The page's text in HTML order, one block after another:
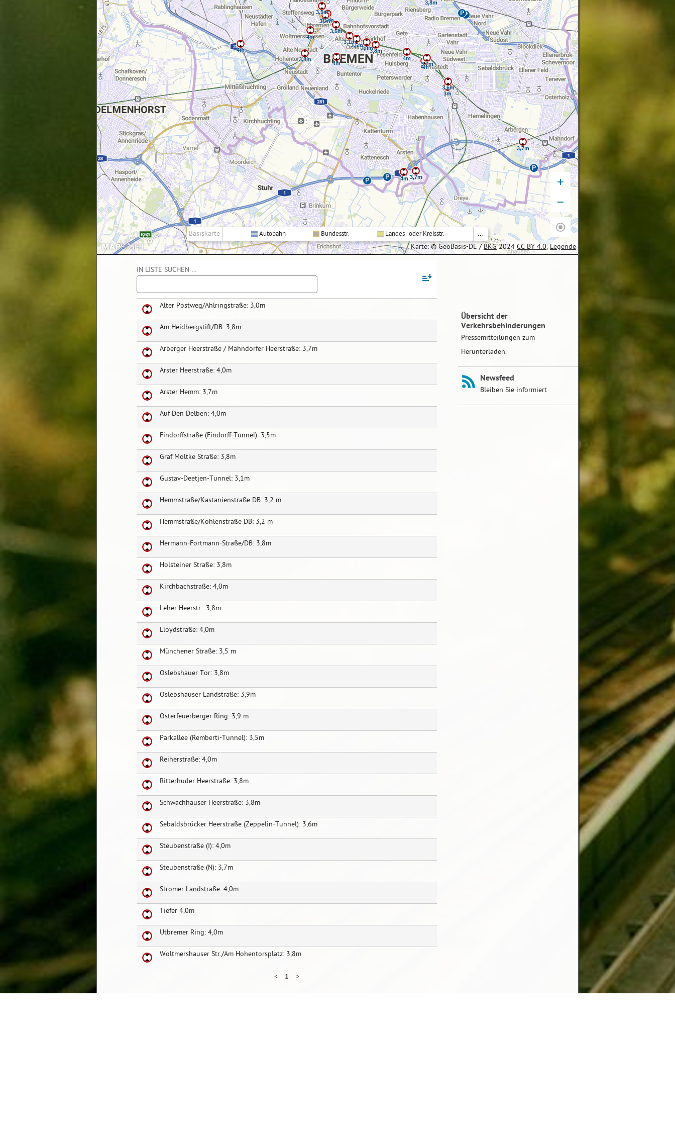
Diese
Kartenanwendung
nutzt
Vergrößern
Verkleinern
eigenen
Karte: © GeoBasis-DE /BKG2024 CC BY 4.0 Legende
Autobahn Bundesstr. Landes- oder Kreisstr. ...
IN LISTE SUCHEN …
ÖFFNEN
Alter Postweg/Ahlringstraße: 3,0m
Am Heidbergstift/DB: 3,8m
Arberger Heerstraße / Mahndorfer Heerstraße: 3,7m
Arster Heerstraße: 4,0m
Arster Hemm: 3,7m
Auf Den Delben: 4,0m
Findorffstraße (Findorff-Tunnel): 3,5m
Graf Moltke Straße: 3,8m
Gustav-Deetjen-Tunnel: 3,1m
Hemmstraße/Kastanienstraße DB: 3,2 m
Hemmstraße/Kohlenstraße DB: 3,2 m
Hermann-Fortmann-Straße/DB: 3,8m
Holsteiner Straße: 3,8m
Kirchbachstraße: 4,0m
Leher Heerstr.: 3,8m
Lloydstraße: 4,0m
Münchener Straße: 3,5 m
Oslebshauer Tor: 3,8m
Oslebshauser Landstraße: 3,9m
Osterfeuerberger Ring: 3,9 m
Parkallee (Remberti-Tunnel): 3,5m
Reiherstraße: 4,0m
Ritterhuder Heerstraße: 3,8m
Schwachhauser Heerstraße: 3,8m
Sebaldsbrücker Heerstraße (Zeppelin-Tunnel): 3,6m
Steubenstraße (I): 4,0m
Steubenstraße (N): 3,7m
Stromer Landstraße: 4,0m
Tiefer 4,0m
Utbremer Ring: 4,0m
Woltmershauser Str./Am Hohentorsplatz: 3,8m
< 1 >
Inhalte
oder
Links
Übersicht der
Verkehrsbehinderungen
Pressemitteilungen zum
Herunterladen.
Newsfeed
Bleiben Sie informiert